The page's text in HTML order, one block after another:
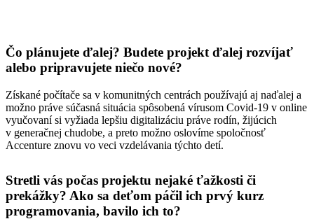
Čo plánujete ďalej? Budete projekt ďalej rozvíjať
alebo pripravujete niečo nové?
Získané počítače sa v komunitných centrách používajú aj naďalej a
možno práve súčasná situácia spôsobená vírusom Covid-19 v online
vyučovaní si vyžiada lepšiu digitalizáciu práve rodín, žijúcich
v generačnej chudobe, a preto možno oslovíme spoločnosť
Accenture znovu vo veci vzdelávania týchto detí.
Stretli vás počas projektu nejaké ťažkosti či
prekážky? Ako sa deťom páčil ich prvý kurz
programovania, bavilo ich to?